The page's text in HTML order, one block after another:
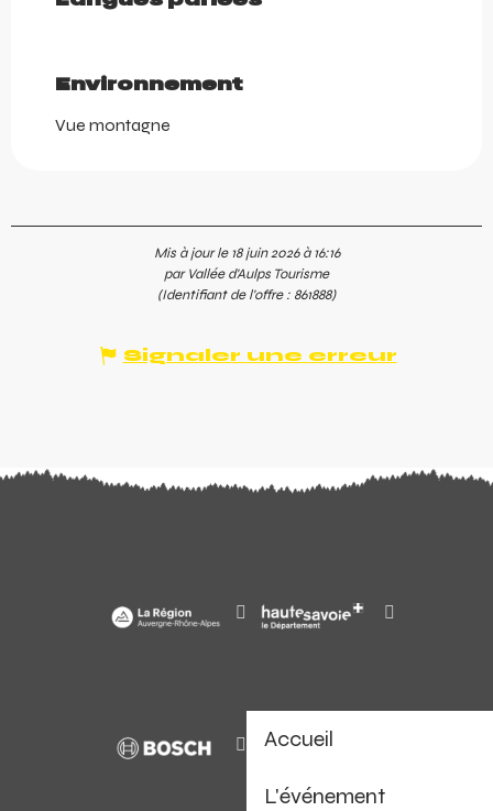
Accueil
L'événement
Environnement
Environnement
Vue montagne
Mis à jour le 18 juin 2026 à 16:16
par Vallée d'Aulps Tourisme
(Identifiant de l'offre : 861888)
Signaler une erreur